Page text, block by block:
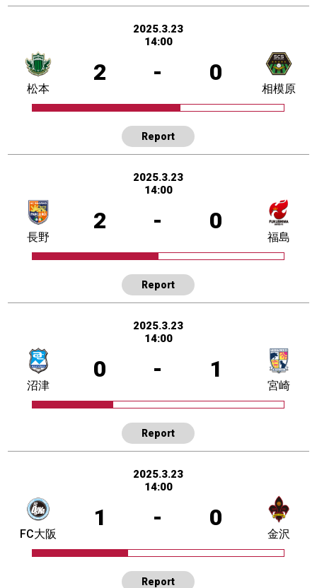
2025.3.23
14:00
2 - 0
松本 相模原
Report
2025.3.23
14:00
2 - 0
長野 福島
Report
2025.3.23
14:00
0 - 1
沼津 宮崎
Report
2025.3.23
14:00
1 - 0
FC大阪 金沢
Report